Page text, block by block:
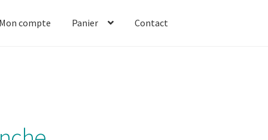
Mon compte Panier Contact